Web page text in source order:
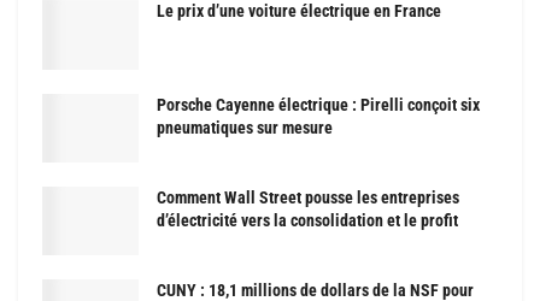
Le prix d’une voiture électrique en France
Porsche Cayenne électrique : Pirelli conçoit six
pneumatiques sur mesure
Comment Wall Street pousse les entreprises
d’électricité vers la consolidation et le profit
CUNY : 18,1 millions de dollars de la NSF pour